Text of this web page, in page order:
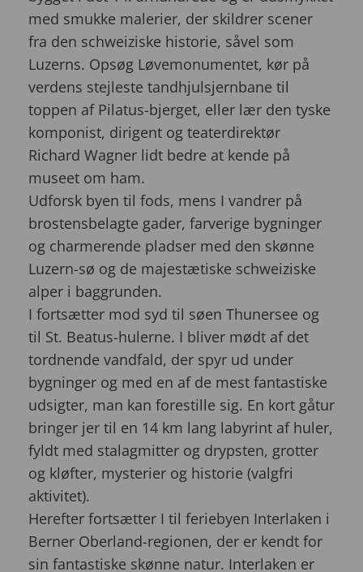
med smukke malerier, der skildrer scener
fra den schweiziske historie, såvel som
Luzerns. Opsøg Løvemonumentet, kør på
verdens stejleste tandhjulsjernbane til
toppen af ​​Pilatus-bjerget, eller lær den tyske
komponist, dirigent og teaterdirektør
Richard Wagner lidt bedre at kende på
museet om ham.
Udforsk byen til fods, mens I vandrer på
brostensbelagte gader, farverige bygninger
og charmerende pladser med den skønne
Luzern-sø og de majestætiske schweiziske
alper i baggrunden.
I fortsætter mod syd til ​​søen Thunersee og
til St. Beatus-hulerne. I bliver mødt af det
tordnende vandfald, der spyr ud under
bygninger og med en af ​​de mest fantastiske
udsigter, man kan forestille sig. En kort gåtur
bringer jer til en 14 km lang labyrint af huler,
fyldt med stalagmitter og drypsten, grotter
og kløfter, mysterier og historie (valgfri
aktivitet).
Herefter fortsætter I til feriebyen Interlaken i
Berner Oberland-regionen, der er kendt for
sin fantastiske skønne natur. Interlaken er